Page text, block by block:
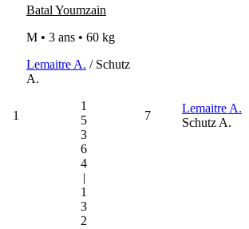
1
Batal Youmzain
M • 3 ans • 60 kg
Lemaitre A. / Schutz
A.
1
5
3
6
4
|
1
3
2
7
Lemaitre A.
Schutz A.